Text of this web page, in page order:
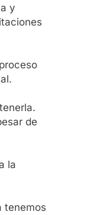
y
de
la
tenemos